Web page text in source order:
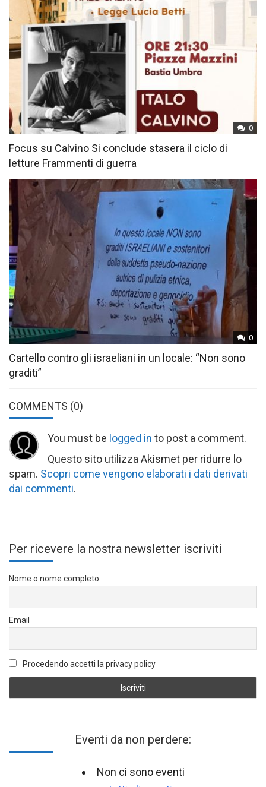
0
Focus su Calvino Si conclude stasera il ciclo di
letture Frammenti di guerra
0
Cartello contro gli israeliani in un locale: “Non sono
graditi”
COMMENTS (0)
You must be logged in to post a comment.
Questo sito utilizza Akismet per ridurre lo
spam. Scopri come vengono elaborati i dati derivati
dai commenti.
Per ricevere la nostra newsletter iscriviti
Nome o nome completo
Email
Procedendo accetti la privacy policy
Eventi da non perdere:
Non ci sono eventi